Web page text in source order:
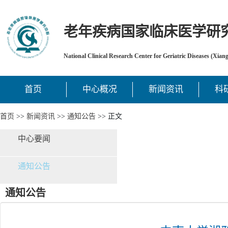
老年疾病国家临床医学研
National Clinical Research Center for Geriatric Diseases
首页 中心概况 新闻资讯 科
首页 >> 新闻资讯 >> 通知公告 >> 正文
中心要闻
通知公告
通知公告